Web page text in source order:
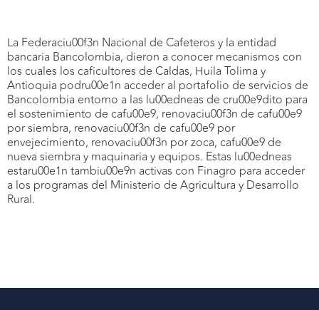
La Federaciu00f3n Nacional de Cafeteros y la entidad
bancaria Bancolombia, dieron a conocer mecanismos con
los cuales los caficultores de Caldas, Huila Tolima y
Antioquia podru00e1n acceder al portafolio de servicios de
Bancolombia entorno a las lu00edneas de cru00e9dito para
el sostenimiento de cafu00e9, renovaciu00f3n de cafu00e9
por siembra, renovaciu00f3n de cafu00e9 por
envejecimiento, renovaciu00f3n por zoca, cafu00e9 de
nueva siembra y maquinaria y equipos. Estas lu00edneas
estaru00e1n tambiu00e9n activas con Finagro para acceder
a los programas del Ministerio de Agricultura y Desarrollo
Rural.